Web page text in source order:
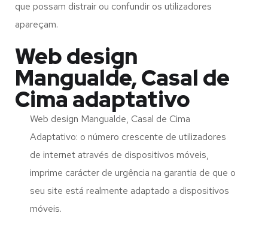
que possam distrair ou confundir os utilizadores
apareçam.
Web design
Mangualde, Casal de
Cima adaptativo
Web design Mangualde, Casal de Cima
Adaptativo: o número crescente de utilizadores
de internet através de dispositivos móveis,
imprime carácter de urgência na garantia de que o
seu site está realmente adaptado a dispositivos
móveis.